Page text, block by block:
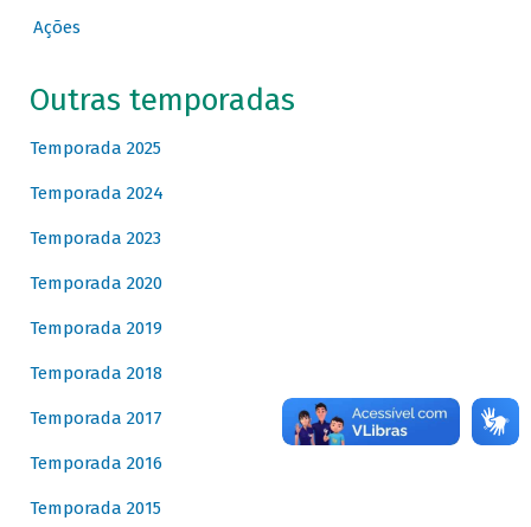
Ações
Outras temporadas
Temporada 2025
Temporada 2024
Temporada 2023
Temporada 2020
Temporada 2019
Temporada 2018
Temporada 2017
Temporada 2016
Temporada 2015